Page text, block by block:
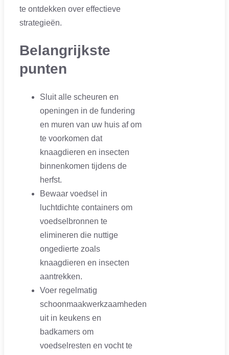
te ontdekken over effectieve
strategieën.
Belangrijkste
punten
Sluit alle scheuren en
openingen in de fundering
en muren van uw huis af om
te voorkomen dat
knaagdieren en insecten
binnenkomen tijdens de
herfst.
Bewaar voedsel in
luchtdichte containers om
voedselbronnen te
elimineren die nuttige
ongedierte zoals
knaagdieren en insecten
aantrekken.
Voer regelmatig
schoonmaakwerkzaamheden
uit in keukens en
badkamers om
voedselresten en vocht te